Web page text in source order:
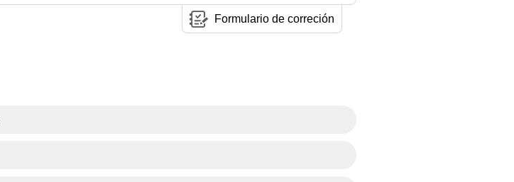
Formulario de correción